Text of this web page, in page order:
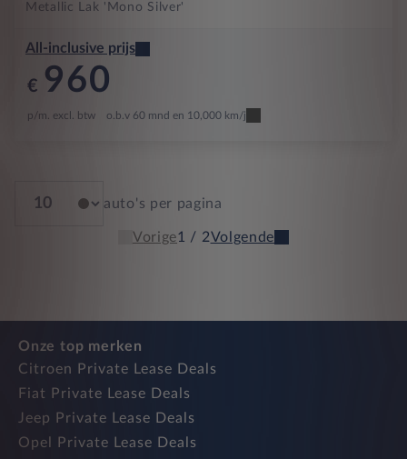
Metallic Lak 'Mono Silver'
All-inclusive prijs
€ 960
p/m. excl. btw o.b.v 60 mnd en 10,000 km/j
auto's per pagina
Vorige1 / 2Volgende
Onze top merken
Citroen Private Lease Deals
Fiat Private Lease Deals
Jeep Private Lease Deals
Opel Private Lease Deals